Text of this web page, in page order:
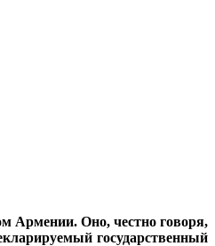
Армении. Оно, честно говоря,
государственный